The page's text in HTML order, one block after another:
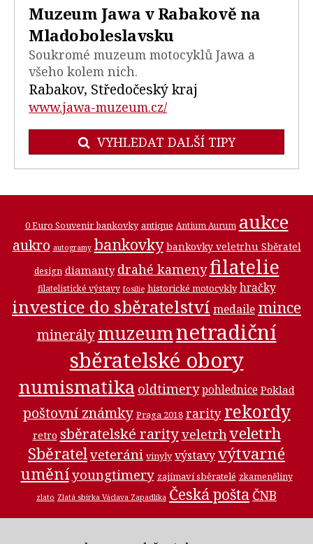
Muzeum Jawa v Rabakově na
Mladoboleslavsku
Soukromé muzeum motocyklů Jawa a
všeho kolem nich.
Rabakov, Středočeský kraj
www.jawa-muzeum.cz/
VYHLEDAT DALŠÍ TIPY
0 Euro Souvenir bankovky antique Antium Aurum aukce
aukro autogramy bankovky bankovky veletrhu Sběratel
design diamanty drahé kamenyfilatelie
filatelistické výstavy fosilie historické motocykly hračky
investice do sběratelství medaile mince
minerálymuzeumnetradiční
sběratelské obory
numismatika oldtimery pohlednice Poklad
poštovní známky Praga 2018 rarity rekordy
retro sběratelské rarityveletrhveletrh
Sběratelveteráni vinyly výstavyvýtvarné
uměníyoungtimery zajímaví sběratelé zkameněliny
zlato Zlatá sbírka Václava Zapadlíka Česká pošta ČNB